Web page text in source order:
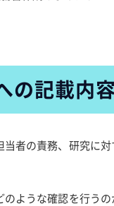
の記載内
者の責務、研究に
ような確認を行う